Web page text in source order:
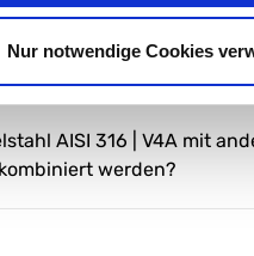
Nur notwendige Cookies
AISI 316 | V4A mit
werden?